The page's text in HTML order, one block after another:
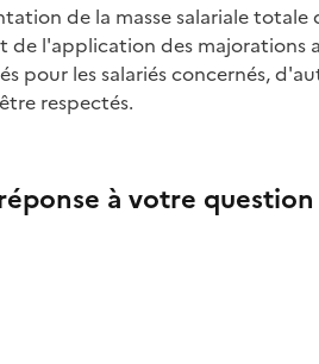
de la masse salariale totale
l'application des majorations
pour les salariés concernés,
respectés.
à votre question